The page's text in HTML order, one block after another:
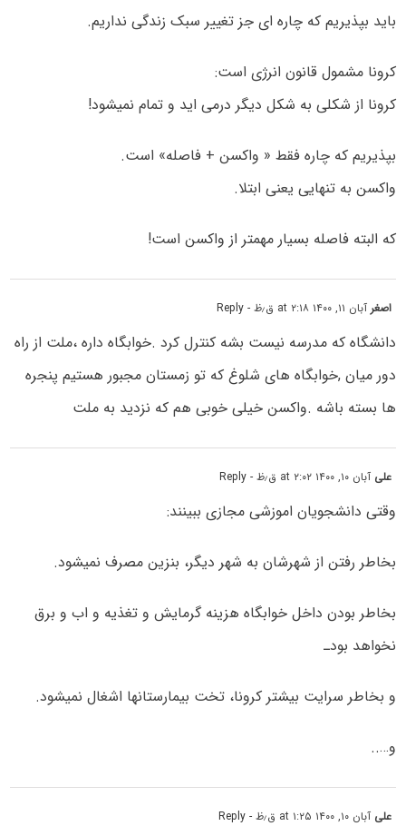
باید بپذیریم که چاره ای جز تغییر سبک زندگی نداریم.
کرونا مشمول قانون انرژی است:
کرونا از شکلی به شکل دیگر درمی اید و تمام نمیشود!
بپذیریم که چاره فقط « واکسن + فاصله» است.
واکسن به تنهایی یعنی ابتلا.
که البته فاصله بسیار مهمتر از واکسن است!
اصغر آبان ۱۱, ۱۴۰۰ at ۲:۱۸ ق٫ظ - Reply
دانشگاه که مدرسه نیست بشه کنترل کرد .خوابگاه داره ،ملت از راه
دور میان ,خوابگاه های شلوغ که تو زمستان مجبور هستیم پنجره
ها بسته باشه .واکسن خیلی خوبی هم که نزدید به ملت
علی آبان ۱۰, ۱۴۰۰ at ۲:۰۲ ق٫ظ - Reply
وقتی دانشجویان اموزشی مجازی ببینند:
بخاطر رفتن از شهرشان به شهر دیگر، بنزین مصرف نمیشود.
بخاطر بودن داخل خوابگاه هزینه گرمایش و تغذیه و اب و برق
نخواهد بودـ
و بخاطر سرایت بیشتر کرونا، تخت بیمارستانها اشغال نمیشود.
و…..
علی آبان ۱۰, ۱۴۰۰ at ۱:۲۵ ق٫ظ - Reply